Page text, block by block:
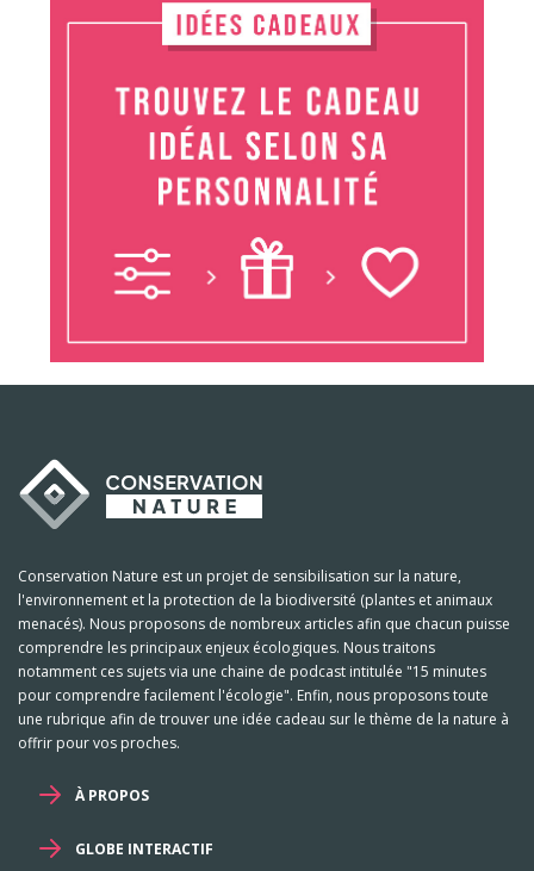
Conservation Nature est un projet de sensibilisation sur la nature,
l'environnement et la protection de la biodiversité (plantes et animaux
menacés). Nous proposons de nombreux articles afin que chacun puisse
comprendre les principaux enjeux écologiques. Nous traitons
notamment ces sujets via une chaine de podcast intitulée "15 minutes
pour comprendre facilement l'écologie". Enfin, nous proposons toute
une rubrique afin de trouver une idée cadeau sur le thème de la nature à
offrir pour vos proches.
À PROPOS
GLOBE INTERACTIF